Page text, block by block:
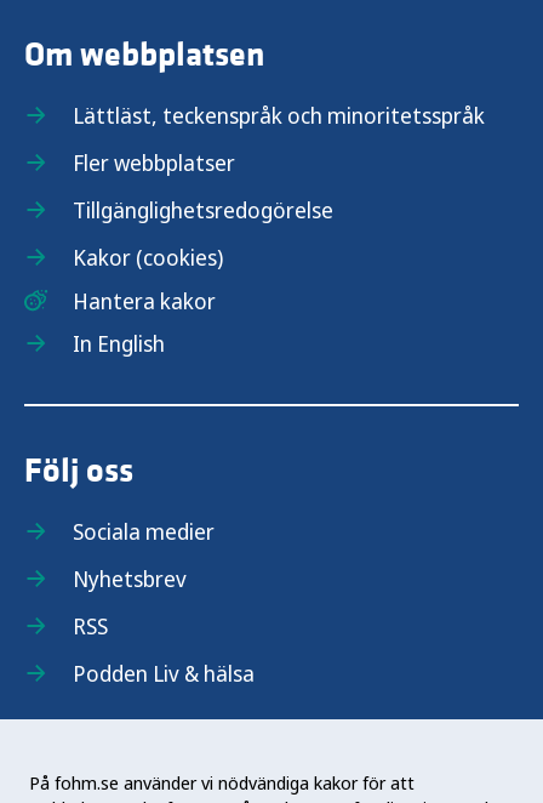
På fohm.se använder vi nödvändiga kakor för att
Om webbplatsen
Lättläst, teckenspråk och minoritetsspråk
Fler webbplatser
Tillgänglighetsredogörelse
Kakor (cookies)
Hantera kakor
In English
Följ oss
Sociala medier
Nyhetsbrev
RSS
Podden Liv & hälsa